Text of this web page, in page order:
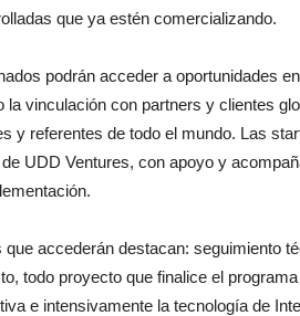
que ya estén comercializando.
podrán acceder a oportunidades
la vinculación con partners y clientes
y referentes de todo el mundo. Las
UDD Ventures, con apoyo y
accederán destacan: seguimiento
todo proyecto que finalice el
e intensivamente la tecnología de